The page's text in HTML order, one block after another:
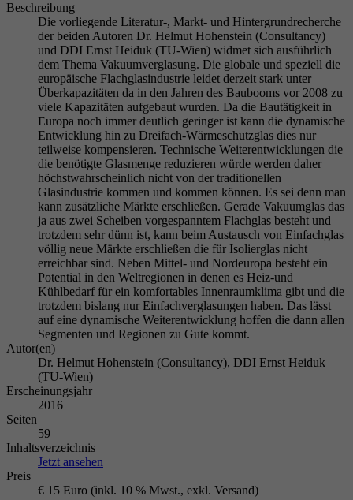
Beschreibung
Die vorliegende Literatur-, Markt- und Hintergrundrecherche
der beiden Autoren Dr. Helmut Hohenstein (Consultancy)
und DDI Ernst Heiduk (TU-Wien) widmet sich ausführlich
dem Thema Vakuumverglasung. Die globale und speziell die
europäische Flachglasindustrie leidet derzeit stark unter
Überkapazitäten da in den Jahren des Baubooms vor 2008 zu
viele Kapazitäten aufgebaut wurden. Da die Bautätigkeit in
Europa noch immer deutlich geringer ist kann die dynamische
Entwicklung hin zu Dreifach-Wärmeschutzglas dies nur
teilweise kompensieren. Technische Weiterentwicklungen die
die benötigte Glasmenge reduzieren würde werden daher
höchstwahrscheinlich nicht von der traditionellen
Glasindustrie kommen und kommen können. Es sei denn man
kann zusätzliche Märkte erschließen. Gerade Vakuumglas das
ja aus zwei Scheiben vorgespanntem Flachglas besteht und
trotzdem sehr dünn ist, kann beim Austausch von Einfachglas
völlig neue Märkte erschließen die für Isolierglas nicht
erreichbar sind. Neben Mittel- und Nordeuropa besteht ein
Potential in den Weltregionen in denen es Heiz-und
Kühlbedarf für ein komfortables Innenraumklima gibt und die
trotzdem bislang nur Einfachverglasungen haben. Das lässt
auf eine dynamische Weiterentwicklung hoffen die dann allen
Segmenten und Regionen zu Gute kommt.
Autor(en)
Dr. Helmut Hohenstein (Consultancy), DDI Ernst Heiduk
(TU-Wien)
Erscheinungsjahr
2016
Seiten
59
Inhaltsverzeichnis
Jetzt ansehen
Preis
€ 15 Euro (inkl. 10 % Mwst., exkl. Versand)